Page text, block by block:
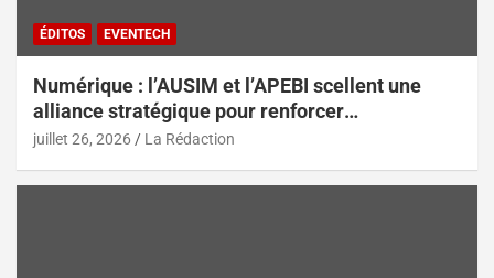
ÉDITOS EVENTECH
Numérique : l’AUSIM et l’APEBI scellent une
alliance stratégique pour renforcer
l’écosystème digital marocain
juillet 26, 2026 La Rédaction